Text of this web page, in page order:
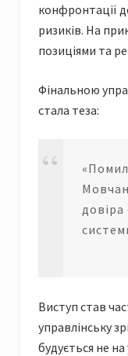
конфронтації
ризиків. На
позиціями та
Фінальною
стала теза:
Виступ став
управлінську
будується не